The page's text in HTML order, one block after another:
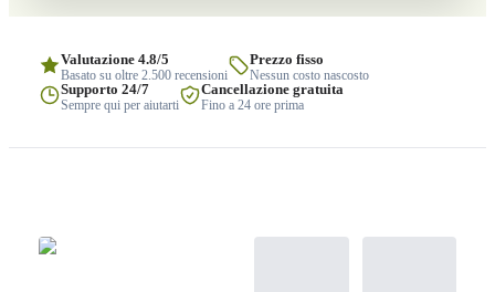
Valutazione 4.8/5
Basato su oltre 2.500 recensioni
Prezzo fisso
Nessun costo nascosto
Supporto 24/7
Sempre qui per aiutarti
Cancellazione gratuita
Fino a 24 ore prima